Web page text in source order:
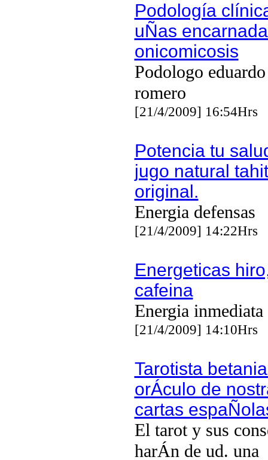
Podología
uÑas
onicomicosis
Podologo
romero
[21/4/2009] 16:54Hrs
Potencia tu
jugo natural
original.
Energia defensas
[21/4/2009] 14:22Hrs
Energeticas
cafeina
Energia inmediata
[21/4/2009] 14:10Hrs
Tarotista
orÁculo de
cartas
El tarot y sus
harÁn de ud. una